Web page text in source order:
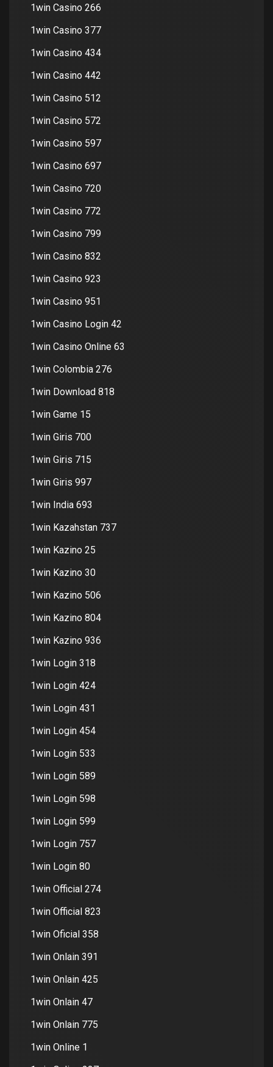
1win Casino 266
1win Casino 377
1win Casino 434
1win Casino 442
1win Casino 512
1win Casino 572
1win Casino 597
1win Casino 697
1win Casino 720
1win Casino 772
1win Casino 799
1win Casino 832
1win Casino 923
1win Casino 951
1win Casino Login 42
1win Casino Online 63
1win Colombia 276
1win Download 818
1win Game 15
1win Giris 700
1win Giris 715
1win Giris 997
1win India 693
1win Kazahstan 737
1win Kazino 25
1win Kazino 30
1win Kazino 506
1win Kazino 804
1win Kazino 936
1win Login 318
1win Login 424
1win Login 431
1win Login 454
1win Login 533
1win Login 589
1win Login 598
1win Login 599
1win Login 757
1win Login 80
1win Official 274
1win Official 823
1win Oficial 358
1win Onlain 391
1win Onlain 425
1win Onlain 47
1win Onlain 775
1win Online 1